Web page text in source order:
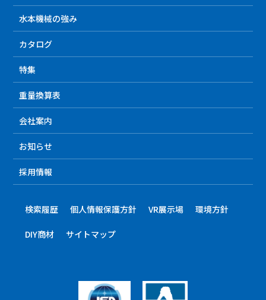
水本機械の強み
カタログ
特集
重量換算表
会社案内
お知らせ
採用情報
検索履歴 個人情報保護方針 VR展示場 環境方針
DIY商材 サイトマップ